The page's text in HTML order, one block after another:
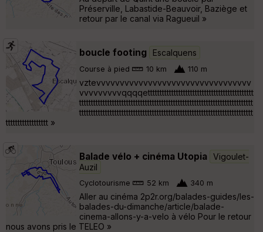
Préserville, Labastide-Beauvoir, Baziège et
retour par le canal via Ragueuil »
boucle footing Escalquens
Course à pied 10 km 110 m
vztevvvvvvvvvvvvvvvvvvvvvvvvvvvvvvvvv
vvvvvvvvvqqqqettttttttttttttttttttttttttttttttttttttttttttt
tttttttttttttttttttttttttttttttttttttttttttttttttttttttttttttttttttttttttt
tttttttttttttttttttttttttttttttttttttttttttttttttttttttttttttttttttttttttt
tttttttttttttttttt »
Balade vélo + cinéma Utopia
Vigoulet-
Auzil
Cyclotourisme 52 km 340 m
Aller au cinéma 2p2r.org/balades-guides/les-
balades-du-dimanche/article/balade-
cinema-allons-y-a-velo à vélo Pour le retour
nous avons pris le TELEO »